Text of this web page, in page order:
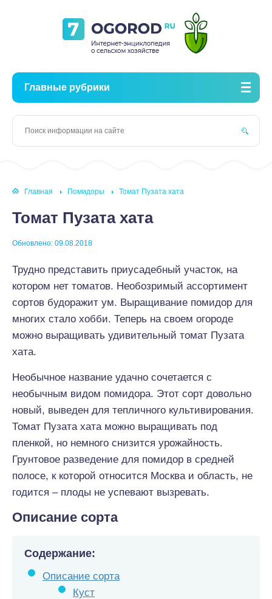
Главные рубрики
Главная Помидоры Томат Пузата хата
Томат Пузата хата
Обновлено: 09.08.2018
Трудно представить приусадебный участок, на
котором нет томатов. Необозримый ассортимент
сортов будоражит ум. Выращивание помидор для
многих стало хобби. Теперь на своем огороде
можно выращивать удивительный томат Пузата
хата.
Необычное название удачно сочетается с
необычным видом помидора. Этот сорт довольно
новый, выведен для тепличного культивирования.
Томат Пузата хата можно выращивать под
пленкой, но немного снизится урожайность.
Грунтовое разведение для помидор в средней
полосе, к которой относится Москва и область, не
годится – плоды не успевают вызревать.
Описание сорта
Содержание:
Описание сорта
Куст